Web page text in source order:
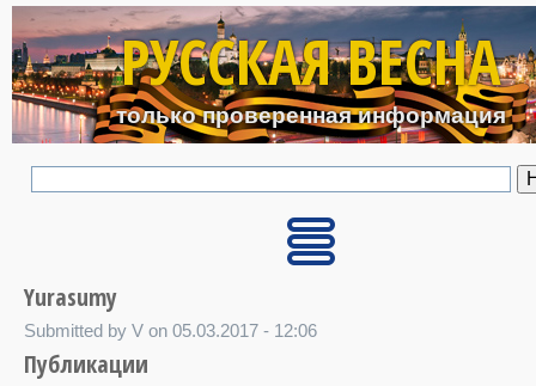
Перейти к основному
РУССКАЯ ВЕСНА
только проверенная информация
Yurasumy
Submitted by V on 05.03.2017 - 12:06
Публикации